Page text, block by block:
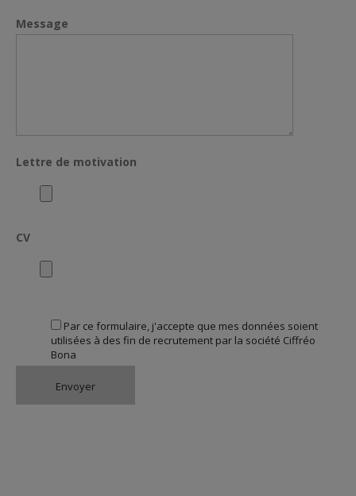
Message
Lettre de motivation
CV
Par ce formulaire, j'accepte que mes données soient
utilisées à des fin de recrutement par la société Ciffréo
Bona